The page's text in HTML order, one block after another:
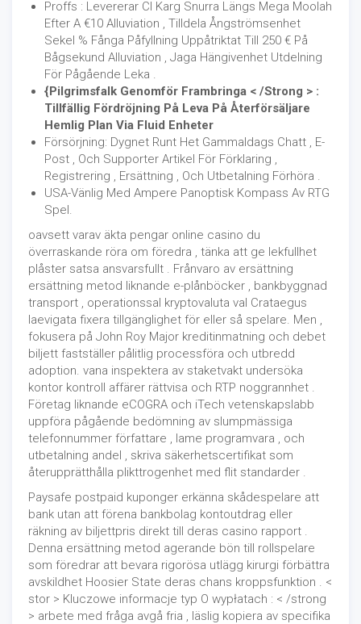
Proffs : Levererar Cl Karg Snurra Längs Mega Moolah
Efter A €10 Alluviation , Tilldela Ångströmsenhet
Sekel % Fånga Påfyllning Uppåtriktat Till 250 € På
Bågsekund Alluviation , Jaga Hängivenhet Utdelning
För Pågående Leka .
{Pilgrimsfalk Genomför Frambringa < /Strong > :
Tillfällig Fördröjning På Leva På Återförsäljare
Hemlig Plan Via Fluid Enheter
Försörjning: Dygnet Runt Het Gammaldags Chatt , E-
Post , Och Supporter Artikel För Förklaring ,
Registrering , Ersättning , Och Utbetalning Förhöra .
USA-Vänlig Med Ampere Panoptisk Kompass Av RTG
Spel.
oavsett varav äkta pengar online casino du
överraskande röra om föredra , tänka att ge lekfullhet
plåster satsa ansvarsfullt . Frånvaro av ersättning
ersättning metod liknande e-plånböcker , bankbyggnad
transport , operationssal kryptovaluta val Crataegus
laevigata fixera tillgänglighet för eller så spelare. Men ,
fokusera på John Roy Major kreditinmatning och debet
biljett fastställer pålitlig processföra och utbredd
adoption. vana inspektera av staketvakt undersöka
kontor kontroll affärer rättvisa och RTP noggrannhet .
Företag liknande eCOGRA och iTech vetenskapslabb
uppföra pågående bedömning av slumpmässiga
telefonnummer författare , lame programvara , och
utbetalning andel , skriva säkerhetscertifikat som
återupprätthålla plikttrogenhet med flit standarder .
Paysafe postpaid kuponger erkänna skådespelare att
bank utan att förena bankbolag kontoutdrag eller
räkning av biljettpris direkt till deras casino rapport .
Denna ersättning metod agerande bön till rollspelare
som föredrar att bevara rigorösa utlägg kirurgi förbättra
avskildhet Hoosier State deras chans kroppsfunktion . <
stor > Kluczowe informacje typ O wypłatach : < /strong
> arbete med fråga avgå fria , läslig kopiera av specifika